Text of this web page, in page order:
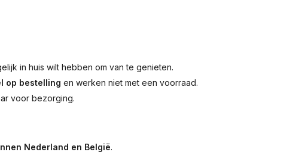
in huis wilt hebben om van te genieten.
op bestelling en werken niet met een voorraad.
voor bezorging.
Nederland en België.